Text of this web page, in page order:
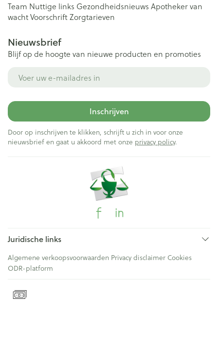
Team Nuttige links Gezondheidsnieuws Apotheker van
wachtVoorschriftZorgtarieven
Nieuwsbrief
Blijf op de hoogte van nieuwe producten en promoties
Inschrijven
Door op inschrijven te klikken, schrijft u zich in voor onze
nieuwsbrief en gaat u akkoord met onze privacy policy.
Juridische links
Algemene verkoopsvoorwaarden Privacy disclaimer Cookies
ODR-platform